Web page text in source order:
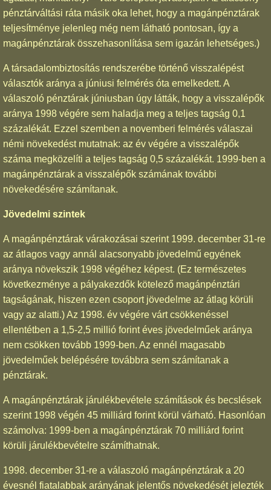
pénztárváltási ráta másik oka lehet, hogy a magánpénztárak
teljesítménye jelenleg még nem látható pontosan, így a
magánpénztárak összehasonlítása sem igazán lehetséges.)
A társadalombiztosítás rendszerébe történő visszalépést
választók aránya a júniusi felmérés óta emelkedett. A
válaszoló pénztárak júniusban úgy látták, hogy a visszalépők
aránya 1998 végére sem haladja meg a teljes tagság 0,1
százalékát. Ezzel szemben a novemberi felmérés válaszai
némi növekedést mutatnak: az év végére a visszalépők
száma megközelíti a teljes tagság 0,5 százalékát. 1999-ben a
magánpénztárak a visszalépők számának további
növekedésére számítanak.
Jövedelmi szintek
A magánpénztárak várakozásai szerint 1999. december 31-re
az átlagos vagy annál alacsonyabb jövedelmű egyének
aránya növekszik 1998 végéhez képest. (Ez természetes
következménye a pályakezdők kötelező magánpénztári
tagságának, hiszen ezen csoport jövedelme az átlag körüli
vagy az alatti.) Az 1998. év végére várt csökkenéssel
ellentétben a 1,5-2,5 millió forint éves jövedelműek aránya
nem csökken tovább 1999-ben. Az ennél magasabb
jövedelműek belépésére továbbra sem számítanak a
pénztárak.
A magánpénztárak járulékbevétele számítások és becslések
szerint 1998 végén 45 milliárd forint körül várható. Hasonlóan
számolva: 1999-ben a magánpénztárak 70 milliárd forint
körüli járulékbevételre számíthatnak.
1998. december 31-re a válaszoló magánpénztárak a 20
évesnél fiatalabbak arányának jelentős növekedését jelezték